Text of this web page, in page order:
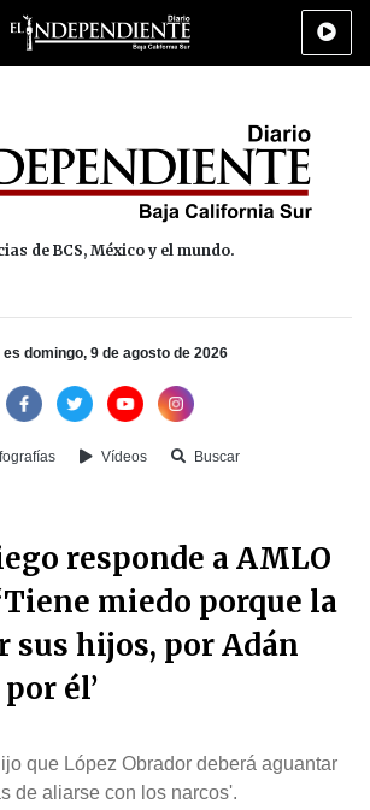
Los Cabos Policiaca Deportes Cultura
de BCS, México y el mundo.
es domingo, 9 de agosto de 2026
Vídeos Buscar
responde a AMLO
miedo porque la
sus hijos, por Adán
él’
que López Obrador deberá aguantar
de aliarse con los narcos'.